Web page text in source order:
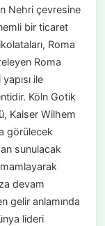
Nehri çevresine
bir ticaret
Roma
Roma
ile
Köln Gotik
Kaiser Wilhem
görülecek
sunulacak
devam
gelir anlamında
lideri